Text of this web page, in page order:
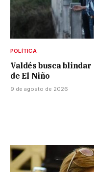
POLÍTICA
Valdés busca
de El Niño
9 de agosto de 2026